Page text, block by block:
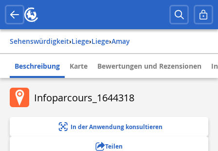
Sehenswürdigkeit› liege› liege› amay
Beschreibung Karte Bewertungen und Rezensionen
Infoparcours_1644318
In der Anwendung konsultieren
Teilen